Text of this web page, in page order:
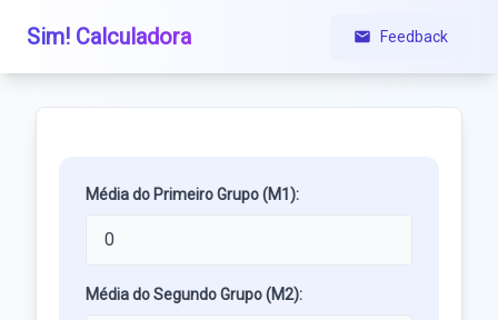
Sim! Calculadora Feedback
Média do Primeiro Grupo (M1):
Média do Segundo Grupo (M2):